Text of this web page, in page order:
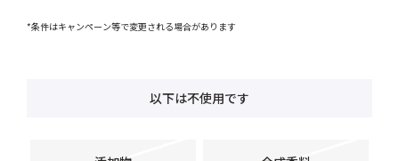
*条件はキャンペーン等で変更される場合があります
以下は不使用です